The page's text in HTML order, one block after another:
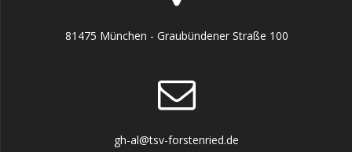
81475 München - Graubündener Straße 100
gh-al@tsv-forstenried.de